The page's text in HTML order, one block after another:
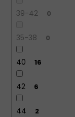
39-42 0
35-38 0
40 16
42 6
44 2